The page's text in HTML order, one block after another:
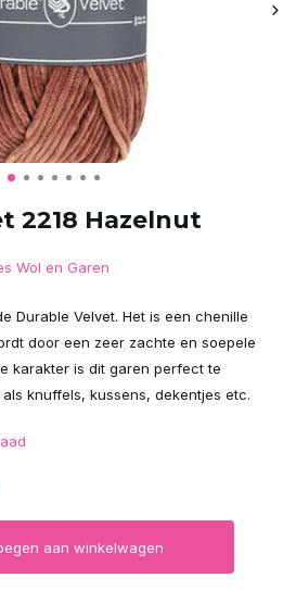
2218 Hazelnut
Wol en Garen
Durable Velvet. Het is een chenille
door een zeer zachte en soepele
karakter is dit garen perfect te
knuffels, kussens, dekentjes etc.
aan winkelwagen